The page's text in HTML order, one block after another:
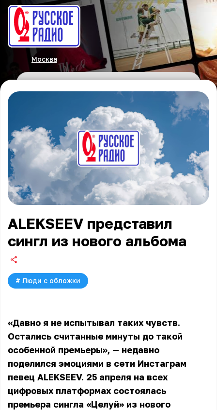
Москва
ALEKSEEV представил
сингл из нового альбома
# Люди с обложки
«Давно я не испытывал таких чувств.
Остались считанные минуты до такой
особенной премьеры», — недавно
поделился эмоциями в сети Инстаграм
певец ALEKSEEV. 25 апреля на всех
цифровых платформах состоялась
премьера сингла «Целуй» из нового